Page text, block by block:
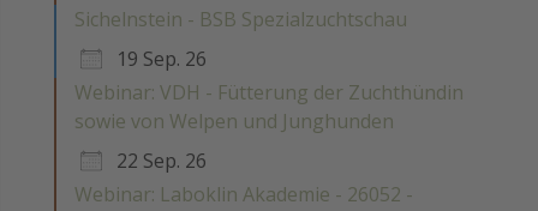
Sichelnstein - BSB Spezialzuchtschau
19 Sep. 26
Webinar: VDH - Fütterung der Zuchthündin
sowie von Welpen und Junghunden
22 Sep. 26
Webinar: Laboklin Akademie - 26052 -